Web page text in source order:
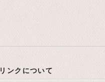
リンクについて